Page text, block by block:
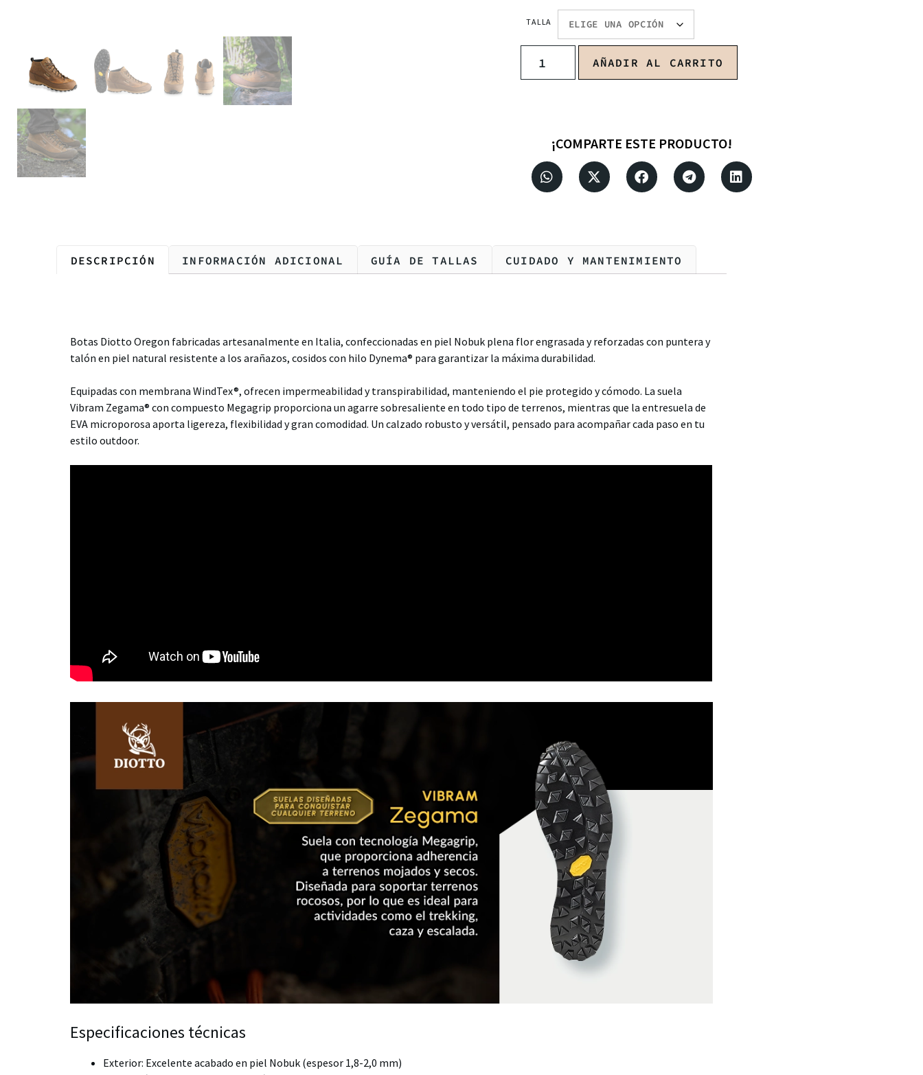
TALLA
AÑADIR AL CARRITO
¡COMPARTE ESTE PRODUCTO!
DESCRIPCIÓN INFORMACIÓN ADICIONAL GUÍA DE TALLAS CUIDADO Y MANTENIMIENTO
Botas Diotto Oregon fabricadas artesanalmente en Italia, confeccionadas en piel Nobuk plena flor engrasada y reforzadas con puntera y
talón en piel natural resistente a los arañazos, cosidos con hilo Dynema® para garantizar la máxima durabilidad.
Equipadas con membrana WindTex®, ofrecen impermeabilidad y transpirabilidad, manteniendo el pie protegido y cómodo. La suela
Vibram Zegama® con compuesto Megagrip proporciona un agarre sobresaliente en todo tipo de terrenos, mientras que la entresuela de
EVA microporosa aporta ligereza, flexibilidad y gran comodidad. Un calzado robusto y versátil, pensado para acompañar cada paso en tu
estilo outdoor.
Especificaciones técnicas
Exterior: Excelente acabado en piel Nobuk (espesor 1,8-2,0 mm)